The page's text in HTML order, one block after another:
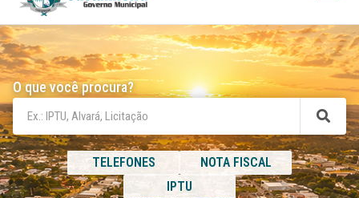
O que você procura?
TELEFONES
NOTA FISCAL
IPTU